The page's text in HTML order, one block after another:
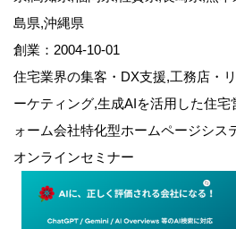
島県,沖縄県
創業：2004-10-01
住宅業界の集客・DX支援,工務店・
ーケティング,生成AIを活用した住宅
ォーム会社特化型ホームページシス
オンラインセミナー